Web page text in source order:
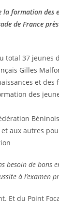
la formation des
de France
total 37
Gilles
et
des
aux autres
besoin de bons
à l’examen
Et du Point